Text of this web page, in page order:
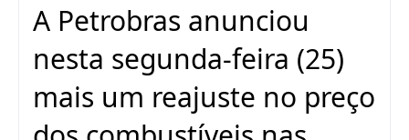
A Petrobras anunciou
nesta segunda-feira (25)
mais um reajuste no preço